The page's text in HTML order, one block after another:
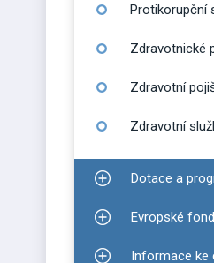
Protikorupční
Zdravotnické
Zdravotní
Zdravotní
Zobrazit podmenu
Dotace a
Zobrazit podmenu
Evropské
Informace ke